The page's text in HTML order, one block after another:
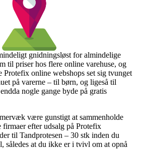
gnidningsløst for almindelige
til priser hos flere online varehuse, og
Protefix online webshops set sig tvunget
på varerne – til børn, og ligeså til
nogle gange byde på gratis
være gunstigt at sammenholde
efter udsalg på Protefix
til Tandprotesen – 30 stk inden du
således at du ikke er i tvivl om at opnå